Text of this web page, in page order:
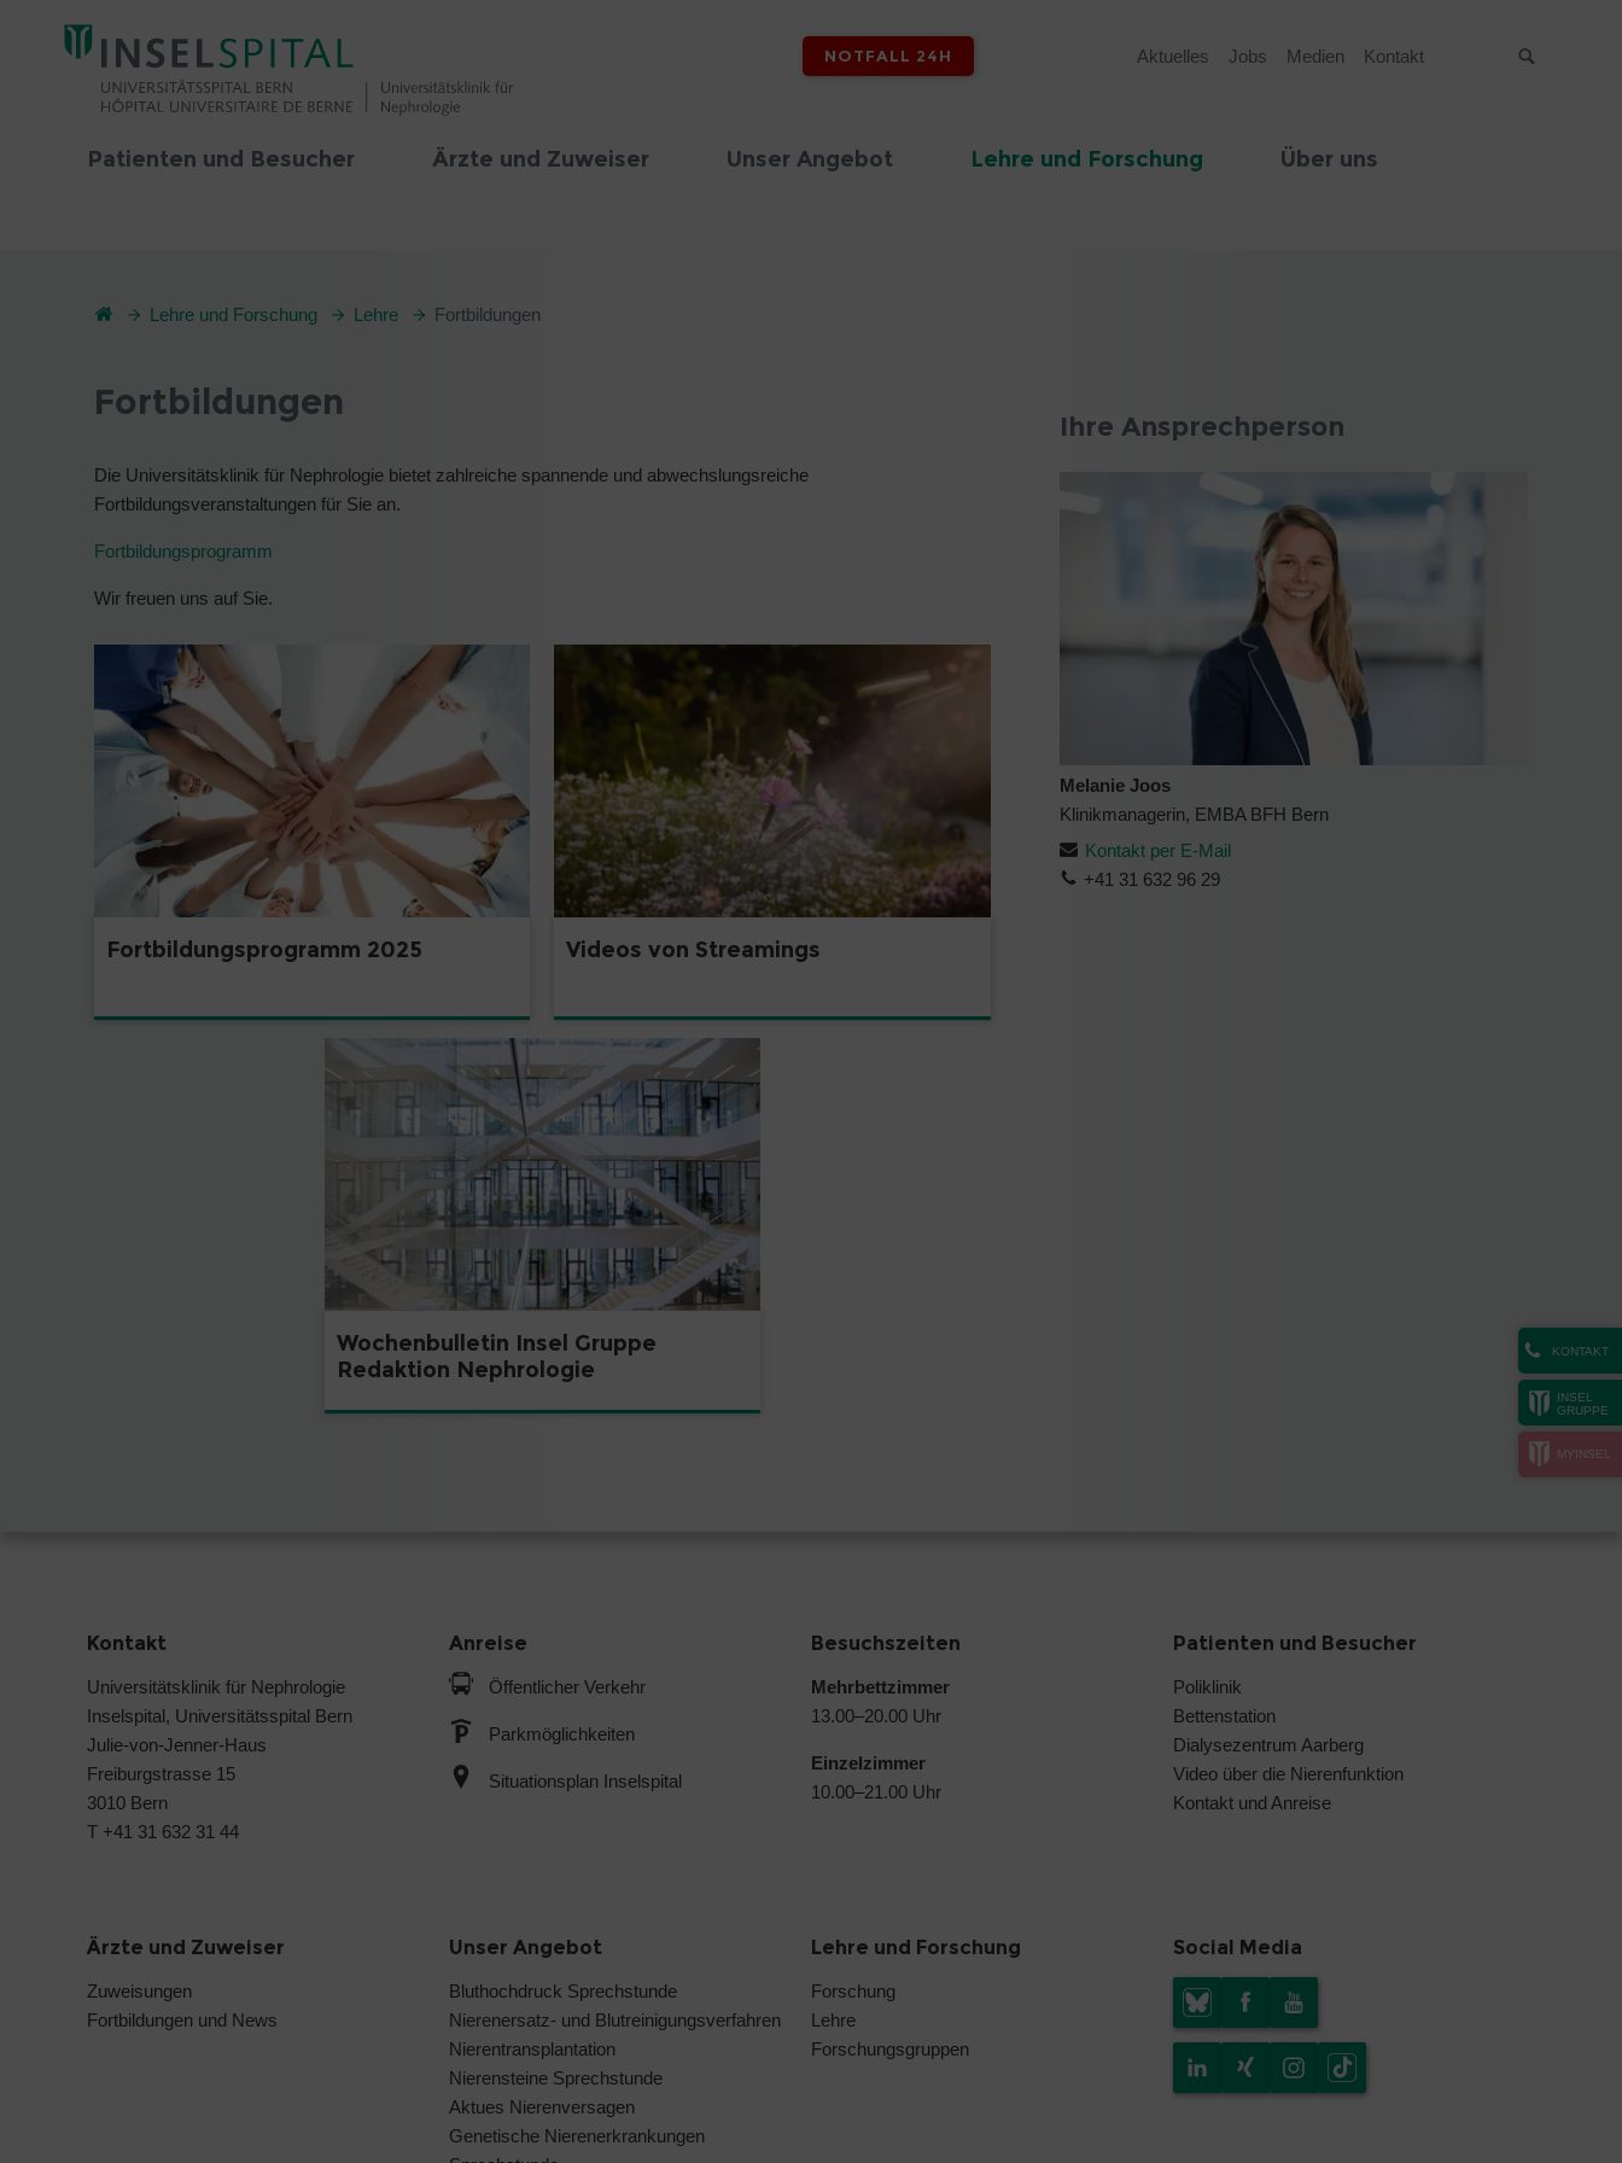
NOTFALL 24H Aktuelles Jobs Medien Kontakt
Patienten und Besucher Ärzte und Zuweiser Unser Angebot Lehre und Forschung Über uns
KONTAKT
INSEL
GRUPPE
MYINSEL
Lehre und Forschung Lehre Fortbildungen
Fortbildungen
Die Universitätsklinik für Nephrologie bietet zahlreiche spannende und abwechslungsreiche
Fortbildungsveranstaltungen für Sie an.
Fortbildungsprogramm
Wir freuen uns auf Sie.
Fortbildungsprogramm 2025 Videos von Streamings
Wochenbulletin Insel Gruppe
Redaktion Nephrologie
Ihre Ansprechperson
Melanie Joos
Klinikmanagerin, EMBA BFH Bern
Kontakt per E-Mail
+41 31 632 96 29
Kontakt
Universitätsklinik für Nephrologie
Inselspital, Universitätsspital Bern
Julie-von-Jenner-Haus
Freiburgstrasse 15
3010 Bern
T +41 31 632 31 44
Anreise
Öffentlicher Verkehr
Parkmöglichkeiten
Situationsplan Inselspital
Besuchszeiten
Mehrbettzimmer
13.00–20.00 Uhr
Einzelzimmer
10.00–21.00 Uhr
Patienten und Besucher
Poliklinik
Bettenstation
Dialysezentrum Aarberg
Video über die Nierenfunktion
Kontakt und Anreise
Ärzte und Zuweiser
Zuweisungen
Fortbildungen und News
Unser Angebot
Bluthochdruck Sprechstunde
Nierenersatz- und Blutreinigungsverfahren
Nierentransplantation
Nierensteine Sprechstunde
Aktues Nierenversagen
Genetische Nierenerkrankungen
Lehre und Forschung
Forschung
Lehre
Forschungsgruppen
Social Media